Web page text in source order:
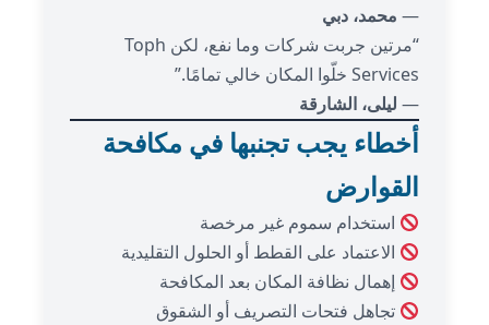
— محمد، دبي
“مرتين جربت شركات وما نفع، لكن Toph
Services خلّوا المكان خالي تمامًا.”
— ليلى، الشارقة
أخطاء يجب تجنبها في مكافحة
القوارض
استخدام سموم غير مرخصة
الاعتماد على القطط أو الحلول التقليدية
إهمال نظافة المكان بعد المكافحة
تجاهل فتحات التصريف أو الشقوق